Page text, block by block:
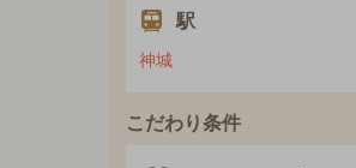
駅
神城
こだわり条件